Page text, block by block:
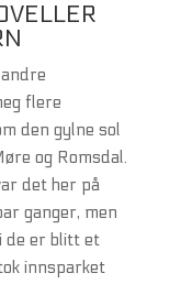
flere
den gylne sol
og Romsdal.
det her på
ganger, men
de er blitt et
innsparket